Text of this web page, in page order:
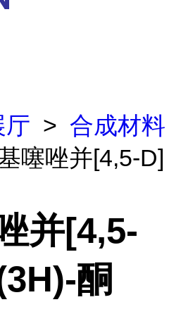
厅 > 合成材料
噻唑并[4,5-D]
并[4,5-
酮